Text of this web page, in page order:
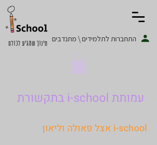
התחברות לתלמידים \ מתנדבים
חינוך שמגיע לכולם
עמותת i-school בתקשורת
i-school אצל פאולה וליאון